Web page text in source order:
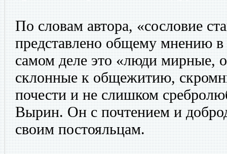
По словам автора, «сословие
представлено общему мнению
самом деле это «люди мирные,
склонные к общежитию,
почести и не слишком
Вырин. Он с почтением и
своим постояльцам.